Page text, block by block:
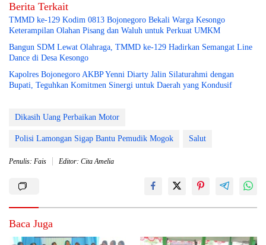
Berita Terkait
TMMD ke-129 Kodim 0813 Bojonegoro Bekali Warga Kesongo
Keterampilan Olahan Pisang dan Waluh untuk Perkuat UMKM
Bangun SDM Lewat Olahraga, TMMD ke-129 Hadirkan Semangat Line
Dance di Desa Kesongo
Kapolres Bojonegoro AKBP Yenni Diarty Jalin Silaturahmi dengan
Bupati, Teguhkan Komitmen Sinergi untuk Daerah yang Kondusif
Dikasih Uang Perbaikan Motor
Polisi Lamongan Sigap Bantu Pemudik Mogok Salut
Penulis: Fais Editor: Cita Amelia
Baca Juga